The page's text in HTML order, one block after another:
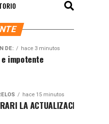
DE: hace 3 minutos
impotente
hace 15 minutos
ACTUALIZACIÓN DEL